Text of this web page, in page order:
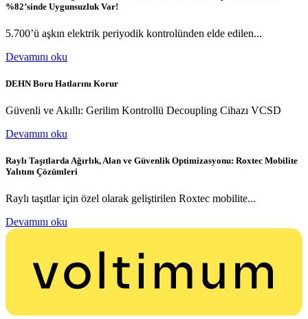
%82’sinde Uygunsuzluk Var!
5.700’ü aşkın elektrik periyodik kontrolünden elde edilen...
Devamını oku
DEHN Boru Hatlarını Korur
Güvenli ve Akıllı: Gerilim Kontrollü Decoupling Cihazı VCSD
Devamını oku
Raylı Taşıtlarda Ağırlık, Alan ve Güvenlik Optimizasyonu: Roxtec Mobilite
Yalıtım Çözümleri
Raylı taşıtlar için özel olarak geliştirilen Roxtec mobilite...
Devamını oku